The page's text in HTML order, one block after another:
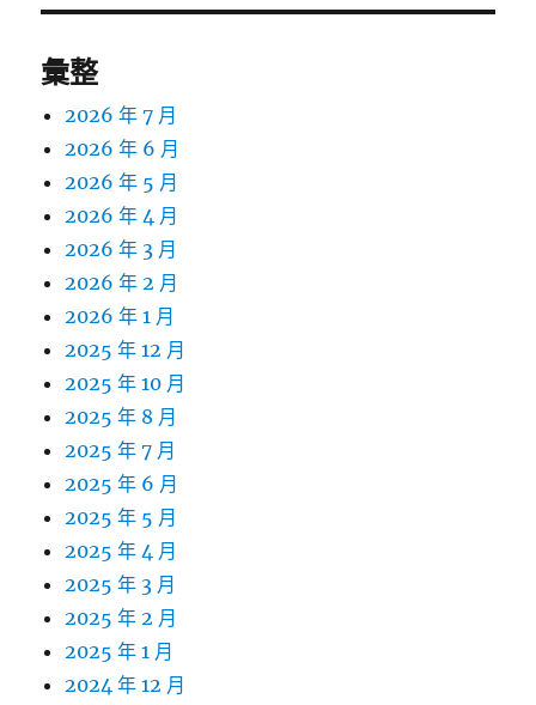
彙整
2026 年 7 月
2026 年 6 月
2026 年 5 月
2026 年 4 月
2026 年 3 月
2026 年 2 月
2026 年 1 月
2025 年 12 月
2025 年 10 月
2025 年 8 月
2025 年 7 月
2025 年 6 月
2025 年 5 月
2025 年 4 月
2025 年 3 月
2025 年 2 月
2025 年 1 月
2024 年 12 月